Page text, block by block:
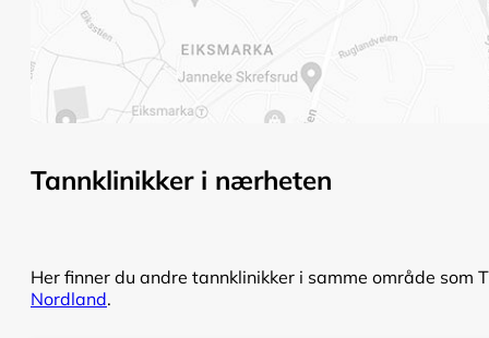
Tannklinikker i nærheten
Her finner du andre tannklinikker i samme område
Nordland.